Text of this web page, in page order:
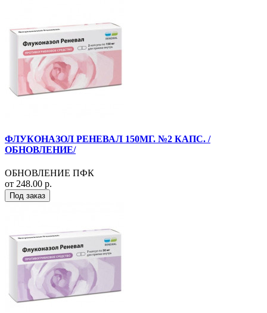
ФЛУКОНАЗОЛ РЕНЕВАЛ 150МГ. №2 КАПС. /
ОБНОВЛЕНИЕ/
ОБНОВЛЕНИЕ ПФК
от 248.00 р.
Под заказ